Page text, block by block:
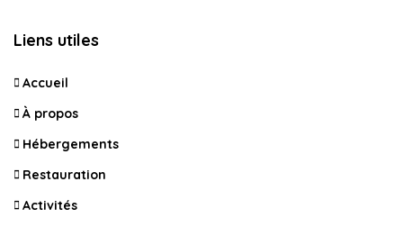
Liens utiles
Accueil
À propos
Hébergements
Restauration
Activités